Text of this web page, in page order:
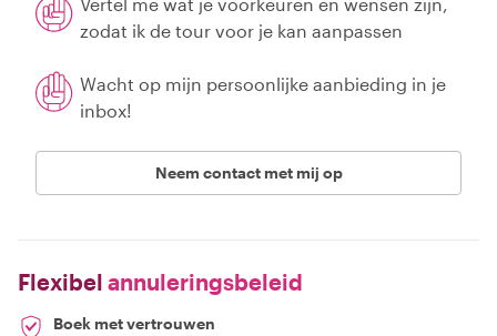
zodat ik de tour voor je kan aanpassen
Wacht op mijn persoonlijke aanbieding in je
inbox!
Neem contact met mij op
Flexibel annuleringsbeleid
Boek met vertrouwen